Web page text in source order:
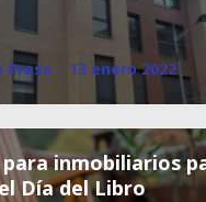
Press · 13 enero 2022
inmobiliarios
Día del Libro